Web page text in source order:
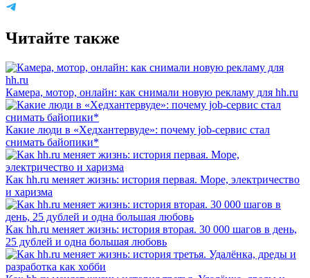
Читайте также
Камера, мотор, онлайн: как снимали новую рекламу для hh.ru
Какие люди в «Хедхантервуде»: почему job-сервис стал
снимать байопики*
Как hh.ru меняет жизнь: история первая. Море, электричество
и харизма
Как hh.ru меняет жизнь: история вторая. 30 000 шагов в день,
25 дублей и одна большая любовь